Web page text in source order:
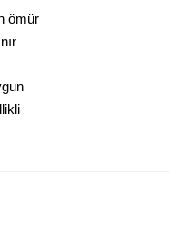
ömür